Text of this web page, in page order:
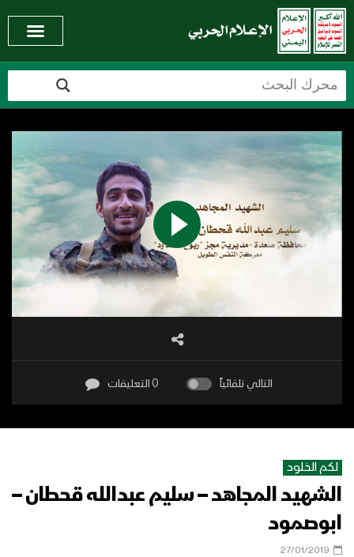
التالي تلقائياً 0 التعليقات
لكم الخلود
الشهيد المجاهد – سليم عبدالله قحطان –
ابوصمود
27/01/2019